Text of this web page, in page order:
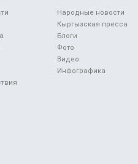
Народные новости
Кыргызская пресса
Блоги
Фото
Видео
Инфографика